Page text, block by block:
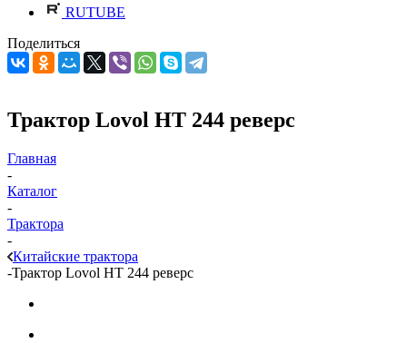
RUTUBE
Поделиться
Трактор Lovol HT 244 реверс
Главная
-
Каталог
-
Трактора
-
Китайские трактора
-Трактор Lovol HT 244 реверс